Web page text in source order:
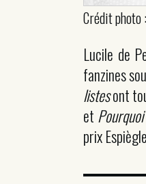
Crédit photo
Lucile de
fanzines
listesont
et
prix